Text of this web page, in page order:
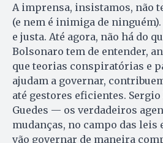
A imprensa, insistamos, não
(e nem é inimiga de
e justa. Até agora, não há do
Bolsonaro tem de entender,
que teorias conspiratórias e
ajudam a governar,
até gestores eficientes.
Guedes — os verdadeiros
mudanças, no campo das leis
vão governar de maneira